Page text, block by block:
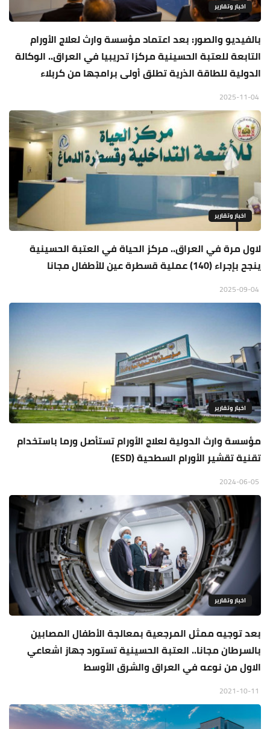
اخبار وتقارير
بالفيديو والصور: بعد اعتماد مؤسسة وارث لعلاج الأورام
التابعة للعتبة الحسينية مركزا تدريبيا في العراق.. الوكالة
الدولية للطاقة الذرية تطلق أولى برامجها من كربلاء
اخبار وتقارير
لاول مرة في العراق.. مركز الحياة في العتبة الحسينية
ينجح بإجراء (140) عملية قسطرة عين للأطفال مجانا
اخبار وتقارير
مؤسسة وارث الدولية لعلاج الأورام تستأصل ورما باستخدام
تقنية تقشير الأورام السطحية (ESD)
اخبار وتقارير
بعد توجيه ممثل المرجعية بمعالجة الأطفال المصابين
بالسرطان مجانا.. العتبة الحسينية تستورد جهاز اشعاعي
الاول من نوعه في العراق والشرق الأوسط